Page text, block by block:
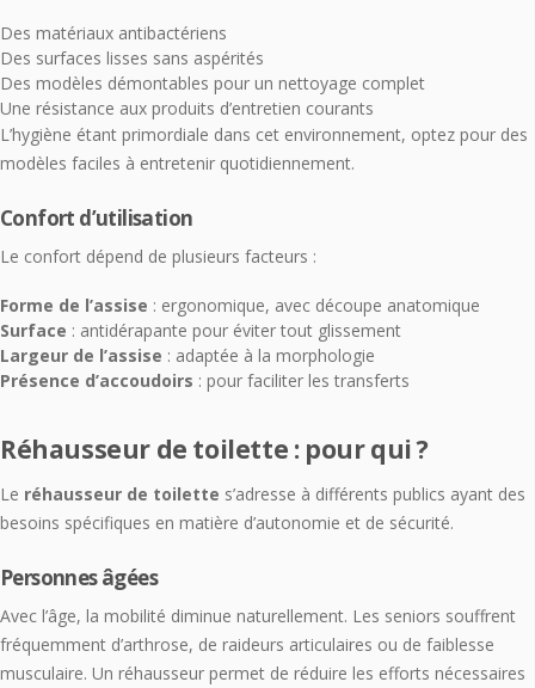
Des matériaux antibactériens
Des surfaces lisses sans aspérités
Des modèles démontables pour un nettoyage complet
Une résistance aux produits d’entretien courants
L’hygiène étant primordiale dans cet environnement, optez pour des
modèles faciles à entretenir quotidiennement.
Confort d’utilisation
Le confort dépend de plusieurs facteurs :
Forme de l’assise : ergonomique, avec découpe anatomique
Surface : antidérapante pour éviter tout glissement
Largeur de l’assise : adaptée à la morphologie
Présence d’accoudoirs : pour faciliter les transferts
Réhausseur de toilette : pour qui ?
Le réhausseur de toilette s’adresse à différents publics ayant des
besoins spécifiques en matière d’autonomie et de sécurité.
Personnes âgées
Avec l’âge, la mobilité diminue naturellement. Les seniors souffrent
fréquemment d’arthrose, de raideurs articulaires ou de faiblesse
musculaire. Un réhausseur permet de réduire les efforts nécessaires